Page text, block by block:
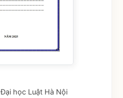
Đại học Luật Hà Nội